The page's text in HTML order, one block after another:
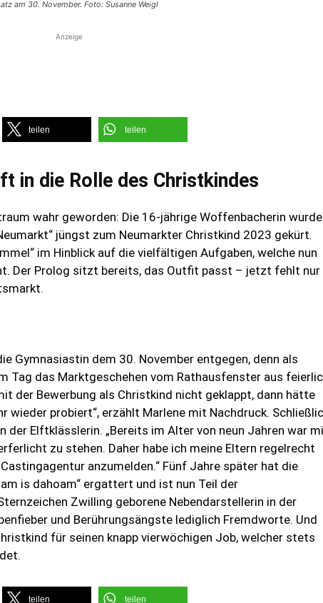
am 30. November. Foto: Susanne Weigl
Anzeige
teilen
in die Rolle des Christkindes
wahr geworden: Die 16-jährige Woffenbacherin wurde
jüngst zum Neumarkter Christkind 2023 gekürt.
im Hinblick auf die vielfältigen Aufgaben, welche nun
Der Prolog sitzt bereits, das Outfit passt – jetzt fehlt nur
Gymnasiastin dem 30. November entgegen, denn als
Tag das Marktgeschehen vom Rathausfenster aus feierlich
der Bewerbung als Christkind nicht geklappt, dann hätte
der Elftklässlerin. „Bereits im Alter von neun Jahren war mir